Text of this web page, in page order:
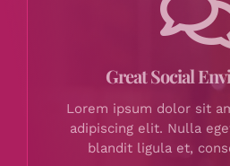
Great Social
Lorem ipsum dolor sit
adipiscing elit. Nulla
blandit ligula et,